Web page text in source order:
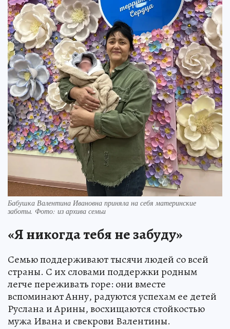
Бабушка Валентина Ивановна приняла на себя материнские
заботы. Фото: из архива семьи
«Я никогда тебя не забуду»
Семью поддерживают тысячи людей со всей
страны. С их словами поддержки родным
легче переживать горе: они вместе
вспоминают Анну, радуются успехам ее детей
Руслана и Арины, восхищаются стойкостью
мужа Ивана и свекрови Валентины.